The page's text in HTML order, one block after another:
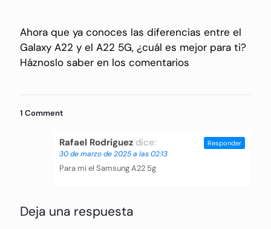
Ahora que ya conoces las diferencias entre el
Galaxy A22 y el A22 5G, ¿cuál es mejor para ti?
Háznoslo saber en los comentarios
1 Comment
Rafael Rodriguez dice:
30 de marzo de 2025 a las 02:13
Para mi el Samsung A22 5g
Responder
Deja una respuesta